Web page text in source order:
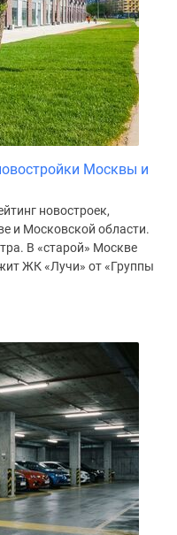
Москвы и
новостроек,
и Московской области.
В «старой» Москве
ЖК «Лучи» от «Группы